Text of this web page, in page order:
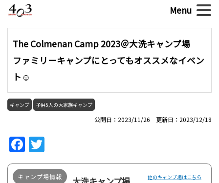
The Colmenan Camp 2023＠大洗キャンプ場
ファミリーキャンプにとってもオススメなイベン
ト☺
キャンプ 子供5人の大家族キャンプ
公開日：2023/11/26 更新日：2023/12/18
Facebook
キャンプ場情報 他のキャンプ場はこちら